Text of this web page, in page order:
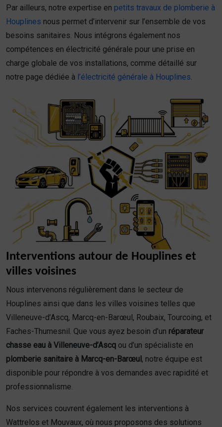
Par ailleurs, notre expertise en petits travaux de plomberie à
Houplines nous permet d’intervenir sur l’ensemble de vos
besoins sanitaires. Nous intégrons également nos
compétences en électricité générale pour une prise en
charge globale de vos installations, comme détaillé sur
notre page dédiée à l’électricité générale à Houplines.
Interventions autour de Houplines et
villes voisines
Nous intervenons régulièrement dans le secteur de
Houplines ainsi que dans les villes voisines telles que
Villeneuve-d’Ascq, Marcq-en-Barœul, Roubaix, Tourcoing, et
Faches-Thumesnil. Que vous ayez besoin d’un réparateur
chasse eau à Villeneuve-d’Ascq ou d’un spécialiste en
plomberie sanitaire à Marcq-en-Barœul , notre équipe est
disponible pour répondre à vos demandes avec rapidité et
professionnalisme.
Nos services couvrent également les interventions à
Wattrelos et Mouvaux, où nous proposons des solutions